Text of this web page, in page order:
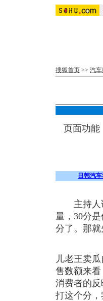
搜狐首页 >> 汽车
页面功能
日韩汽
主持人说
量，30分
分了。那
儿老王卖
售数额来
消费者的
打这个分